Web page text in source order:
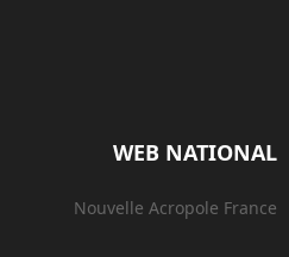
WEB NATIONAL
Nouvelle Acropole France